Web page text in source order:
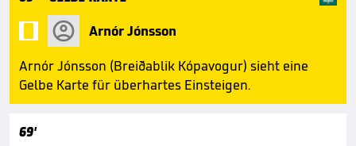
Arnór Jónsson
Arnór Jónsson (Breiðablik Kópavogur) sieht eine
Gelbe Karte für überhartes Einsteigen.
69'